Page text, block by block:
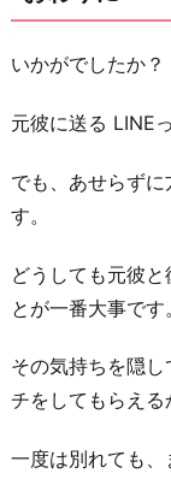
いかがでしたか？
元彼に送る LINE
でも、あせらず
す。
どうしても元彼
とが一番大事です。
その気持ちを隠
チをしてもらえる
一度は別れても、